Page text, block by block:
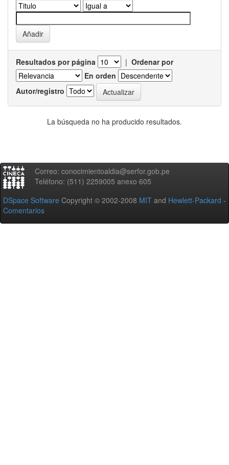
Resultados por página | Ordenar por
En orden
Autor/registro
La búsqueda no ha producido resultados.
Correo: conocimientoaldia@serfor.gob.pe
Teléfono: (511) 2259005 anexo 605
DSpace Software Copyright © 2002-2008 MIT and Hewlett-Packard -
Comentarios